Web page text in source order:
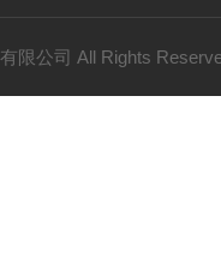
限公司 All Rights